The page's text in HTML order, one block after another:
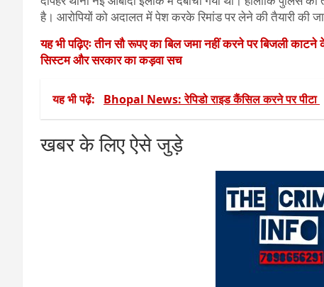
है। आरोपियों को अदालत में पेश करके रिमांड पर लेने की तैयारी की जा
यह भी पढ़िएः तीन सौ रूपए का बिल जमा नहीं करने पर बिजली
सिस्टम और सरकार का कड़वा सच
यह भी पढ़ें: Bhopal News: रेपिडो राइड कैंसिल करने पर पीटा
खबर के लिए ऐसे जुड़े